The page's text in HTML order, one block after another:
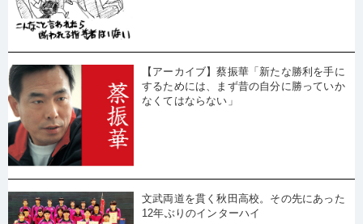
【アーカイブ】蔡振華「新たな勝利を手に
するためには、まず昔の自分に勝っていか
なくてはならない」
文武両道を貫く秋田高校。その先にあった
12年ぶりのインターハイ